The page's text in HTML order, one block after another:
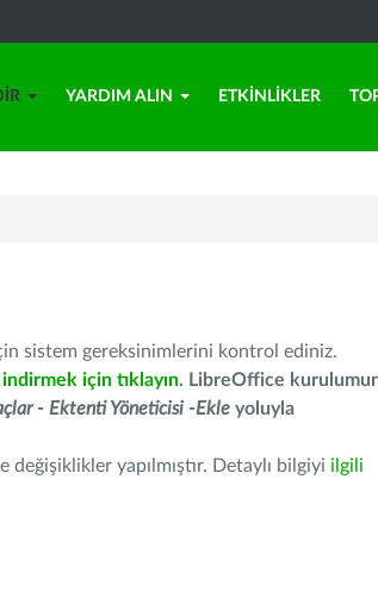
YARDIM ALIN ETKINLIKLER
sistem gereksinimlerini kontrol ediniz.
indirmek için tıklayın. LibreOffice
- Ektenti Yöneticisi -Ekle yoluyla
yapılmıştır. Detaylı bilgiyi ilgili